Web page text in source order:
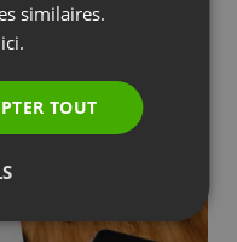
similaires.
ici.
TOUT